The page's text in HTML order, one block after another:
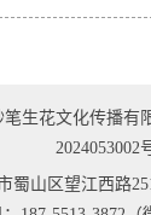
愿者，为莽格吐
生花文化传播有
2024053002
蜀山区望江西路